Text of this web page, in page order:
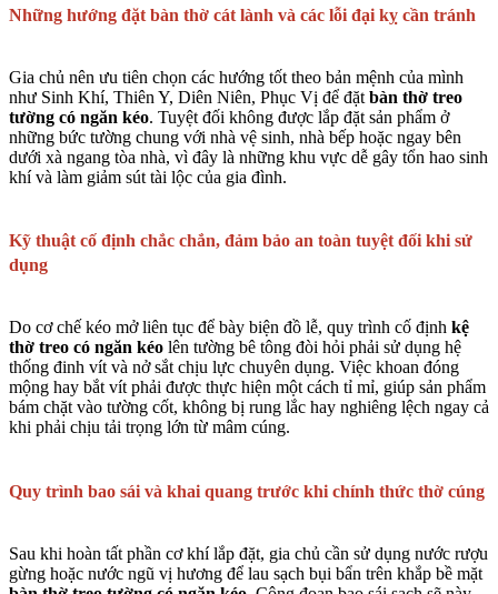
Những hướng đặt bàn thờ cát lành và các lỗi đại kỵ cần tránh
Gia chủ nên ưu tiên chọn các hướng tốt theo bản mệnh của mình
như Sinh Khí, Thiên Y, Diên Niên, Phục Vị để đặt bàn thờ treo
tường có ngăn kéo. Tuyệt đối không được lắp đặt sản phẩm ở
những bức tường chung với nhà vệ sinh, nhà bếp hoặc ngay bên
dưới xà ngang tòa nhà, vì đây là những khu vực dễ gây tổn hao sinh
khí và làm giảm sút tài lộc của gia đình.
Kỹ thuật cố định chắc chắn, đảm bảo an toàn tuyệt đối khi sử
dụng
Do cơ chế kéo mở liên tục để bày biện đồ lễ, quy trình cố định kệ
thờ treo có ngăn kéo lên tường bê tông đòi hỏi phải sử dụng hệ
thống đinh vít và nở sắt chịu lực chuyên dụng. Việc khoan đóng
mộng hay bắt vít phải được thực hiện một cách tỉ mỉ, giúp sản phẩm
bám chặt vào tường cốt, không bị rung lắc hay nghiêng lệch ngay cả
khi phải chịu tải trọng lớn từ mâm cúng.
Quy trình bao sái và khai quang trước khi chính thức thờ cúng
Sau khi hoàn tất phần cơ khí lắp đặt, gia chủ cần sử dụng nước rượu
gừng hoặc nước ngũ vị hương để lau sạch bụi bẩn trên khắp bề mặt